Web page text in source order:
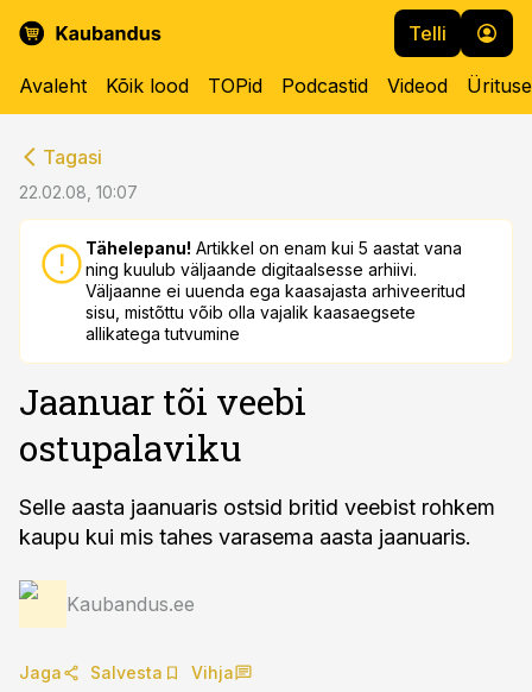
Telli
Avaleht Kõik lood TOPid Podcastid Videod
Tagasi
22.02.08, 10:07
Tähelepanu! Artikkel on enam kui 5 aastat vana
ning kuulub väljaande digitaalsesse arhiivi.
Väljaanne ei uuenda ega kaasajasta arhiveeritud
sisu, mistõttu võib olla vajalik kaasaegsete
allikatega tutvumine
Jaanuar tõi veebi
ostupalaviku
Selle aasta jaanuaris ostsid britid veebist rohkem
kaupu kui mis tahes varasema aasta jaanuaris.
Kaubandus.ee
Jaga Salvesta Vihja